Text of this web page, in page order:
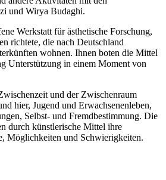
und Wirya Budaghi.
Werkstatt für ästhetische Forschung,
richtete, die nach Deutschland
wohnen. Ihnen boten die Mittel
Unterstützung in einem Moment von
und der Zwischenraum
hier, Jugend und Erwachsenenleben,
Selbst- und Fremdbestimmung. Die
durch künstlerische Mittel ihre
Möglichkeiten und Schwierigkeiten.